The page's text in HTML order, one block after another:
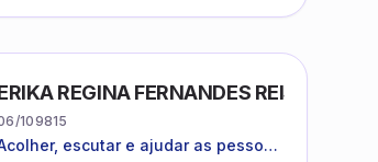
REGINA FERNANDES REIS FRIAS
109815
escutar e ajudar as pessoas